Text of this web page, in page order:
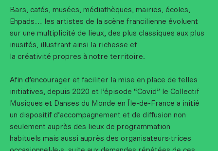
Bars, cafés, musées, médiathèques, mairies, écoles,
Ehpads… les artistes de la scène francilienne évoluent
sur une multiplicité de lieux, des plus classiques aux plus
inusités, illustrant ainsi la richesse et
la créativité propres à notre territoire.
Afin d’encourager et faciliter la mise en place de telles
initiatives, depuis 2020 et l’épisode “Covid” le Collectif
Musiques et Danses du Monde en Île-de-France a initié
un dispositif d’accompagnement et de diffusion non
seulement auprès des lieux de programmation
habituels mais aussi auprès des organisateurs·trices